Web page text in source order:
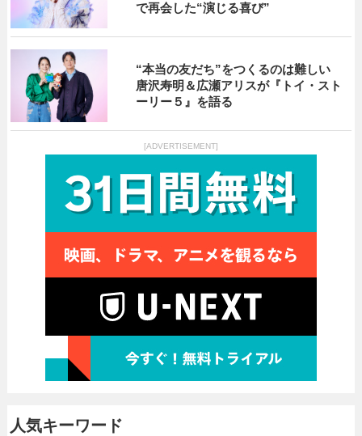
で再会した“演じる喜び”
“本当の友だち”をつくるのは難しい
唐沢寿明＆広瀬アリスが『トイ・スト
ーリー５』を語る
[ADVERTISEMENT]
人気キーワード